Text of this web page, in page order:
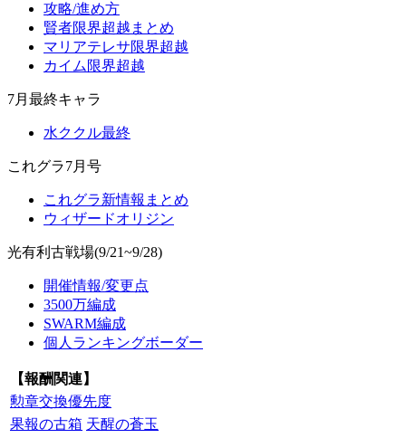
攻略/進め方
賢者限界超越まとめ
マリアテレサ限界超越
カイム限界超越
7月最終キャラ
水ククル最終
これグラ7月号
これグラ新情報まとめ
ウィザードオリジン
光有利古戦場(9/21~9/28)
開催情報/変更点
3500万編成
SWARM編成
個人ランキングボーダー
【報酬関連】
勲章交換優先度
果報の古箱 天醒の蒼玉